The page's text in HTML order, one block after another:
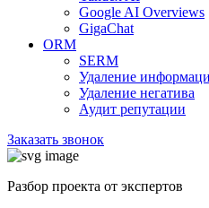
Google AI Overviews
GigaChat
ORM
SERM
Удаление
Удаление негатива
Аудит репутации
Заказать звонок
Разбор проекта от экспертов